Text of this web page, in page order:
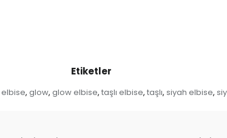
Etiketler
elbise, glow, glow elbise, taşlı elbise, taşlı, siyah elbise,